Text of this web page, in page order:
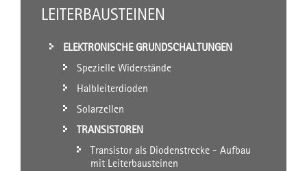
LEITERBAUSTEINEN
ELEKTRONISCHE GRUNDSCHALTUNGEN
Spezielle Widerstände
Halbleiterdioden
Solarzellen
TRANSISTOREN
Transistor als Diodenstrecke - Aufbau
mit Leiterbausteinen